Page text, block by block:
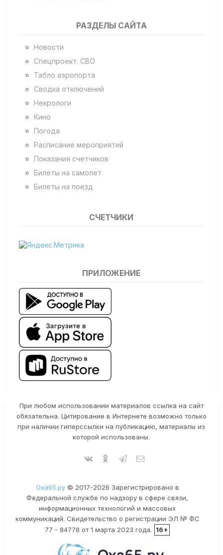
РАЗДЕЛЫ САЙТА
Новости
Спецпроект. СВО
Табло аэропорта
Сводка отключений
Некрологи
Кино
Погода
Расписание мероприятий
Показания счетчиков
Билеты на самолет
Билеты на поезд
СЧЕТЧИКИ
ПРИЛОЖЕНИЕ
При любом использовании материалов ссылка на сайт
обязательна. Цитирование в Интернете возможно только
при наличии гиперссылки на публикацию, материалы из
которой использованы.
Оха65.ру© 2017-2026 Зарегистрировано в
Федеральной службе по надзору в сфере связи,
информационных технологий и массовых
коммуникаций. Свидетельство о регистрации ЭЛ № ФС
77 - 84778 от 1 марта 2023 года.
16+